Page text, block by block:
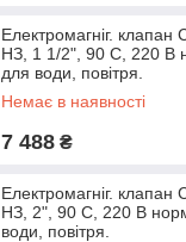
Електромагніг. клапан
НЗ, 1 1/2", 90 C, 220 В
для води, повітря.
Немає в наявності
7 488 ₴
Електромагніг. клапан
НЗ, 2", 90 C, 220 В
води, повітря.